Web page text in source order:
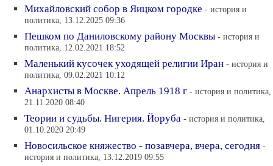
Михайловский собор в Яицком городке - история и
политика, 13.12.2025 09:36
Пешком по Даниловскому району Москвы - история и
политика, 12.02.2021 18:52
Маленький кусочек уходящей религии Иран - история и
политика, 09.02.2021 10:12
Анархисты в Москве. Апрель 1918 г - история и политика,
21.11.2020 08:40
Теории и судьбы. Нигерия. Йоруба - история и политика,
01.10.2020 20:49
Новосильское княжество - позавчера, вчера, сегодня -
история и политика, 13.12.2019 09:55